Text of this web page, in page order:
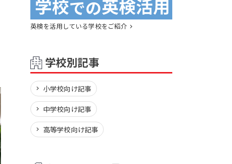
英検を活用している学校をご紹介
学校別記事
小学校向け記事
中学校向け記事
高等学校向け記事